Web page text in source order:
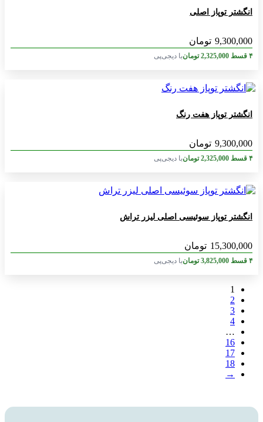
انگشتر توپاز اصلی
9,300,000 تومان
۴ قسط 2,325,000 تومانبا دیجی‌پی
انگشتر توپاز هفت رنگ
9,300,000 تومان
۴ قسط 2,325,000 تومانبا دیجی‌پی
انگشتر توپاز سوئیسی اصلی لیزر تراش
15,300,000 تومان
۴ قسط 3,825,000 تومانبا دیجی‌پی
1
2
3
4
…
16
17
18
→